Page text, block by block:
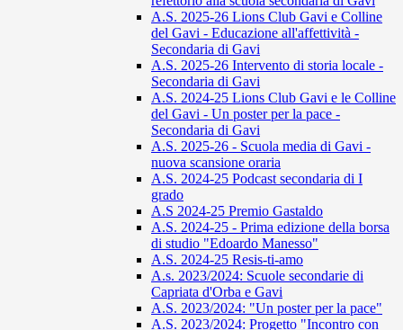
A.S. 2025-26 Lions Club Gavi e Colline
del Gavi - Educazione all'affettività -
Secondaria di Gavi
A.S. 2025-26 Intervento di storia locale -
Secondaria di Gavi
A.S. 2024-25 Lions Club Gavi e le Colline
del Gavi - Un poster per la pace -
Secondaria di Gavi
A.S. 2025-26 - Scuola media di Gavi -
nuova scansione oraria
A.S. 2024-25 Podcast secondaria di I
grado
A.S 2024-25 Premio Gastaldo
A.S. 2024-25 - Prima edizione della borsa
di studio "Edoardo Manesso"
A.S. 2024-25 Resis-ti-amo
A.s. 2023/2024: Scuole secondarie di
Capriata d'Orba e Gavi
A.S. 2023/2024: "Un poster per la pace"
A.S. 2023/2024: Progetto "Incontro con